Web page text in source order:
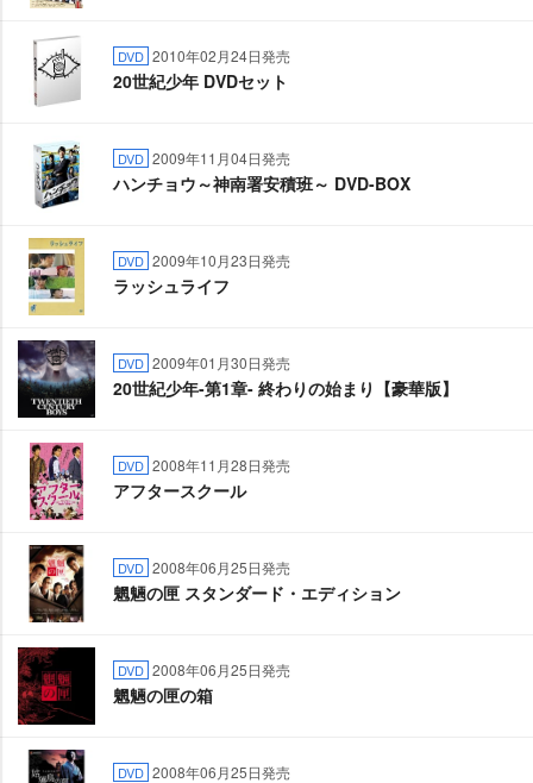
DVD 2010年02月24日発売
20世紀少年 DVDセット
DVD 2009年11月04日発売
ハンチョウ～神南署安積班～ DVD-BOX
DVD 2009年10月23日発売
ラッシュライフ
DVD 2009年01月30日発売
20世紀少年-第1章- 終わりの始まり【豪華版】
DVD 2008年11月28日発売
アフタースクール
DVD 2008年06月25日発売
魍魎の匣 スタンダード・エディション
DVD 2008年06月25日発売
魍魎の匣の箱
DVD 2008年06月25日発売